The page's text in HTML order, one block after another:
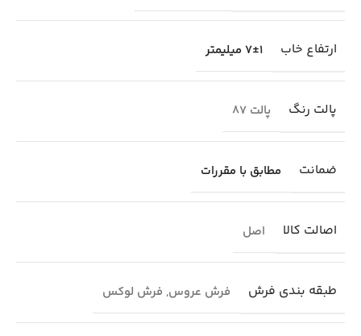
ارتفاع خاب 7±1 میلیمتر
پالت رنگ پالت 87
ضمانت مطابق با مقررات
اصالت کالا اصل
طبقه بندی فرش فرش عروس, فرش لوکس